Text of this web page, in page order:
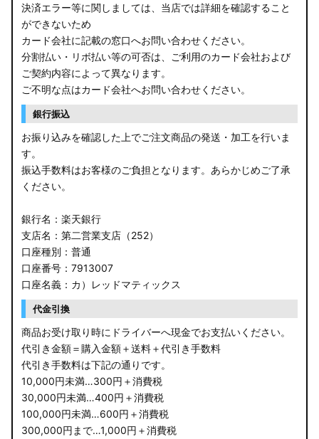
決済エラー等に関しましては、当店では詳細を確認すること
ができないため
カード会社に記載の窓口へお問い合わせください。
分割払い・リボ払い等の可否は、ご利用のカード会社および
ご契約内容によって異なります。
ご不明な点はカード会社へお問い合わせください。
銀行振込
お振り込みを確認した上でご注文商品の発送・加工を行いま
す。
振込手数料はお客様のご負担となります。あらかじめご了承
ください。
銀行名：楽天銀行
支店名：第二営業支店（252）
口座種別：普通
口座番号：7913007
口座名義：カ）レッドマティックス
代金引換
商品お受け取り時にドライバーへ現金でお支払いください。
代引き金額＝購入金額＋送料＋代引き手数料
代引き手数料は下記の通りです。
10,000円未満…300円＋消費税
30,000円未満…400円＋消費税
100,000円未満…600円＋消費税
300,000円まで…1,000円＋消費税